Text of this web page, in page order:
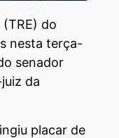
do
nesta terça-
senador
da
placar de